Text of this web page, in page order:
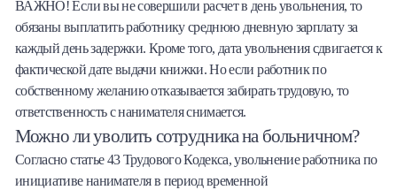
ВАЖНО! Если вы не совершили расчет в день увольнения, то
обязаны выплатить работнику среднюю дневную зарплату за
каждый день задержки. Кроме того, дата увольнения сдвигается к
фактической дате выдачи книжки. Но если работник по
собственному желанию отказывается забирать трудовую, то
ответственность с нанимателя снимается.
Можно ли уволить сотрудника на больничном?
Согласно статье 43 Трудового Кодекса, увольнение работника по
инициативе нанимателя в период временной